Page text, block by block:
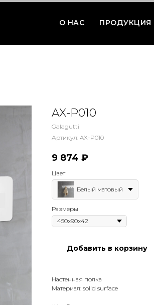
О НАС ПРОДУКЦИЯ
AX-P010
Galagutti
Артикул: AX-P010
9 874 ₽
Цвет
Белый матовый
Размеры
Добавить в корзину
Настенная полка
Материал: solid surface